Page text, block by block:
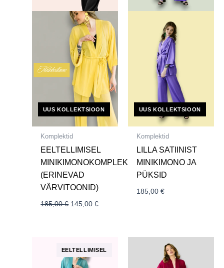
UUS KOLLEKTSIOON
Komplektid
EELTELLIMISEL
MINIKIMONOKOMPLEKT
(ERINEVAD
VÄRVITOONID)
185,00€ 145,00€
UUS KOLLEKTSIOON
Komplektid
LILLA SATIINIST
MINIKIMONO JA
PÜKSID
185,00€